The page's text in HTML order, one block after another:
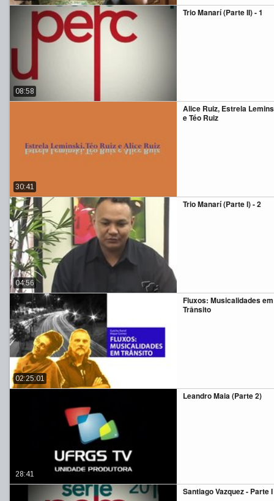
Trio Manarí (Parte II) - 1
08:58
Alice Ruiz, Estrela
e Téo Ruiz
30:41
Trio Manarí (Parte I) - 2
04:56
Fluxos: Musicalidades em
Trânsito
02:25:01
Leandro Maia (Parte 2)
28:41
Santiago Vazquez - Parte I